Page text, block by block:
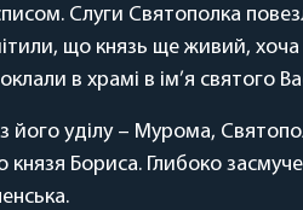
Слуги Святополка
що князь ще живий, хоча
в храмі в ім’я святого
його уділу – Мурома,
Бориса. Глибоко